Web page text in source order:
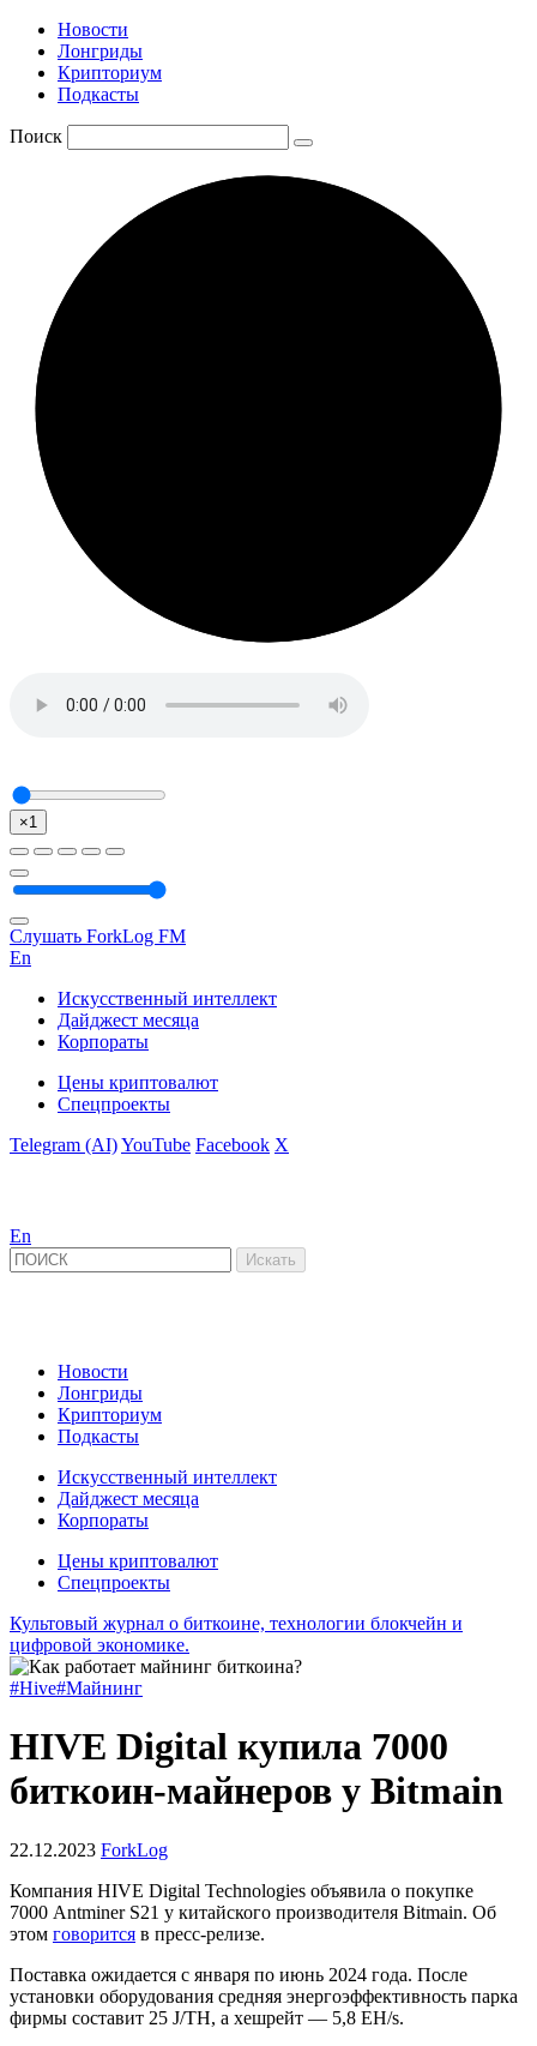
Новости
Лонгриды
Крипториум
Подкасты
Поиск
×1
Слушать ForkLog FM
En
Искусственный интеллект
Дайджест месяца
Корпораты
Цены криптовалют
Спецпроекты
Telegram (AI)YouTube Facebook X
En
Новости
Лонгриды
Крипториум
Подкасты
Искусственный интеллект
Дайджест месяца
Корпораты
Цены криптовалют
Спецпроекты
Культовый журнал о биткоине, технологии блокчейн и
цифровой экономике.
#Hive#Майнинг
HIVE Digital купила 7000
биткоин-майнеров у Bitmain
22.12.2023 ForkLog
Компания HIVE Digital Technologies объявила о покупке
7000 Antminer S21 у китайского производителя Bitmain. Об
этом говорится в пресс-релизе.
Поставка ожидается с января по июнь 2024 года. После
установки оборудования средняя энергоэффективность парка
фирмы составит 25 J/TH, а хешрейт — 5,8 EH/s.